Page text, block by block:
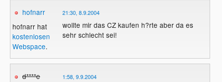
hofnarr
hofnarr hat
kostenlosen
Webspace.
21:30, 8.9.2004
wollte mir das CZ kaufen h?rte aber da es
sehr schlecht sei!
d****e 1:58, 9.9.2004